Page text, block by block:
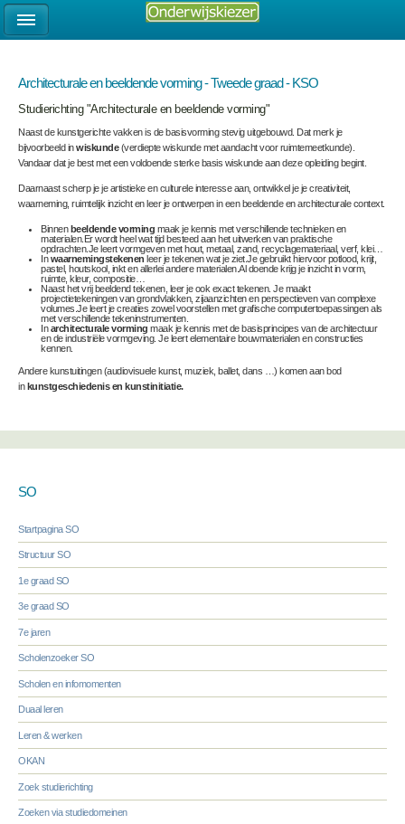
Architecturale en beeldende vorming - Tweede graad - KSO
Studierichting "Architecturale en beeldende vorming"
Naast de kunstgerichte vakken is de basisvorming stevig uitgebouwd. Dat merk je
bijvoorbeeld inwiskunde(verdiepte wiskunde met aandacht voor ruimtemeetkunde).
Vandaar dat je best met een voldoende sterke basis wiskunde aan deze opleiding begint.
Daarnaast scherp je je artistieke en culturele interesse aan, ontwikkel je je creativiteit,
waarneming, ruimtelijk inzicht en leer je ontwerpen in een beeldende en architecturale context.
Binnenbeeldende vorming maak je kennis met verschillende technieken en
materialen.Er wordt heel wat tijd besteed aan het uitwerken van praktische
opdrachten.Je leert vormgeven met hout, metaal, zand, recyclagemateriaal, verf, klei…
Inwaarnemingstekenen leer je tekenen wat je ziet.Je gebruikt hiervoor potlood, krijt,
pastel, houtskool, inkt en allerlei andere materialen.Al doende krijg je inzicht in vorm,
ruimte, kleur, compositie…
Naast het vrij beeldend tekenen, leer je ook exact tekenen. Je maakt
projectietekeningen van grondvlakken, zijaanzichten en perspectieven van complexe
volumes.Je leert je creaties zowel voorstellen met grafische computertoepassingen als
met verschillende tekeninstrumenten.
Inarchitecturale vorming maak je kennis met de basisprincipes van de architectuur
en de industriële vormgeving. Je leert elementaire bouwmaterialen en constructies
kennen.
Andere kunstuitingen (audiovisuele kunst, muziek, ballet, dans …) komen aan bod
inkunstgeschiedenis en kunstinitiatie.
SO
Startpagina SO
Structuur SO
1e graad SO
3e graad SO
7e jaren
Scholenzoeker SO
Scholen en infomomenten
Duaal leren
Leren & werken
OKAN
Zoek studierichting
Zoeken via studiedomeinen